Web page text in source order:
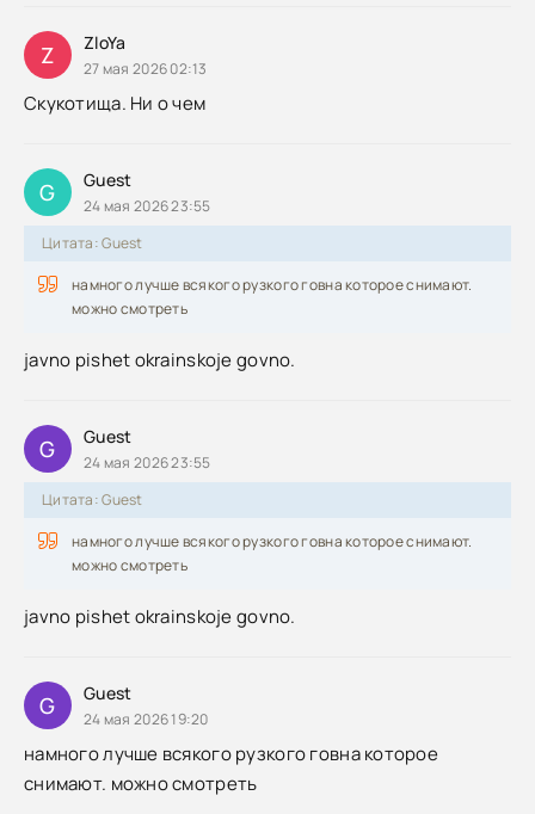
Z ZloYa
27 мая 2026 02:13
Скукотища. Ни о чем
G Guest
24 мая 2026 23:55
Цитата: Guest
намного лучше всякого рузкого говна которое снимают.
можно смотреть
javno pishet okrainskoje govno.
G Guest
24 мая 2026 23:55
Цитата: Guest
намного лучше всякого рузкого говна которое снимают.
можно смотреть
javno pishet okrainskoje govno.
G Guest
24 мая 2026 19:20
намного лучше всякого рузкого говна которое
снимают. можно смотреть